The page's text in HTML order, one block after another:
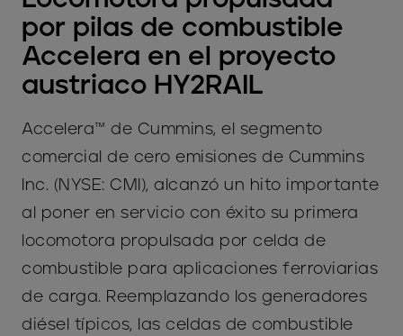
por pilas de combustible
Accelera en el proyecto
austriaco HY2RAIL
Accelera™ de Cummins, el segmento
comercial de cero emisiones de Cummins
Inc. (NYSE: CMI), alcanzó un hito importante
al poner en servicio con éxito su primera
locomotora propulsada por celda de
combustible para aplicaciones ferroviarias
de carga. Reemplazando los generadores
diésel típicos, las celdas de combustible